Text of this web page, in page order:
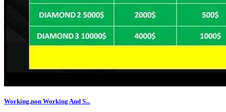
Working,non Working And S...